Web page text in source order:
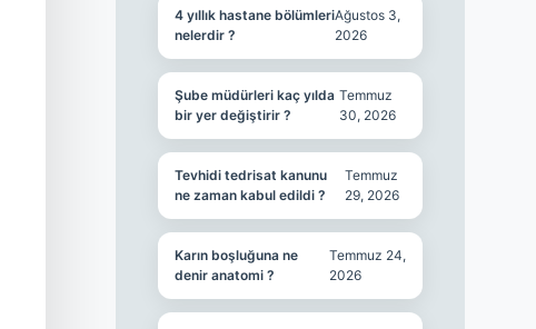
4 yıllık hastane bölümleri
nelerdir ?
Ağustos 3,
2026
Şube müdürleri kaç yılda
bir yer değiştirir ?
Temmuz
30, 2026
Tevhidi tedrisat kanunu
ne zaman kabul edildi ?
Temmuz
29, 2026
Karın boşluğuna ne
denir anatomi ?
Temmuz 24,
2026